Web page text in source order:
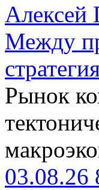
Алексей
Между
Рынок
03.08.26